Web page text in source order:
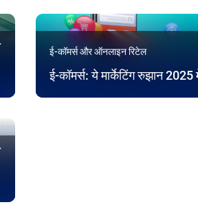
ई-कॉमर्स और ऑनलाइन रिटेल
ई-कॉमर्स: ये मार्केटिंग रुझान 2025